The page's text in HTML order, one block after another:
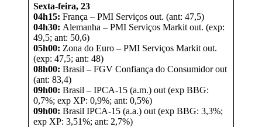
Sexta-feira, 23
04h15: França – PMI Serviços out. (ant: 47,5)
04h30: Alemanha – PMI Serviços Markit out. (exp:
49,5; ant: 50,6)
05h00: Zona do Euro – PMI Serviços Markit out.
(exp: 47,5; ant: 48)
08h00: Brasil – FGV Confiança do Consumidor out
(ant: 83,4)
09h00: Brasil – IPCA-15 (a.m.) out (exp BBG:
0,7%; exp XP: 0,9%; ant: 0,5%)
09h00: Brasil IPCA-15 (a.a.) out (exp BBG: 3,3%;
exp XP: 3,51%; ant: 2,7%)